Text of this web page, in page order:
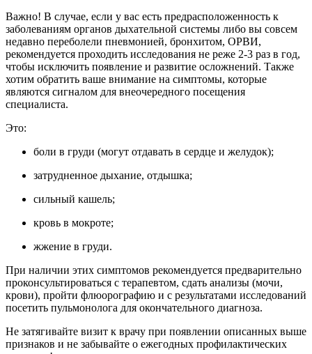
Важно! В случае, если у вас есть предрасположенность к
заболеваниям органов дыхательной системы либо вы совсем
недавно переболели пневмонией, бронхитом, ОРВИ,
рекомендуется проходить исследования не реже 2-3 раз в год,
чтобы исключить появление и развитие осложнений. Также
хотим обратить ваше внимание на симптомы, которые
являются сигналом для внеочередного посещения
специалиста.
Это:
боли в груди (могут отдавать в сердце и желудок);
затрудненное дыхание, отдышка;
сильный кашель;
кровь в мокроте;
жжение в груди.
При наличии этих симптомов рекомендуется предварительно
проконсультироваться с терапевтом, сдать анализы (мочи,
крови), пройти флюорографию и с результатами исследований
посетить пульмонолога для окончательного диагноза.
Не затягивайте визит к врачу при появлении описанных выше
признаков и не забывайте о ежегодных профилактических